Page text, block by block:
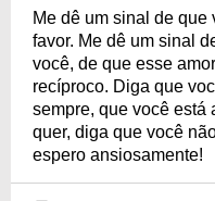
Me dê um sinal de que
favor. Me dê um sinal
você, de que esse
recíproco. Diga que
sempre, que você está
quer, diga que você
espero ansiosamente!